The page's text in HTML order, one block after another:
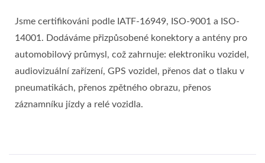
Jsme certifikováni podle IATF-16949, ISO-9001 a ISO-
14001. Dodáváme přizpůsobené konektory a antény pro
automobilový průmysl, což zahrnuje: elektroniku vozidel,
audiovizuální zařízení, GPS vozidel, přenos dat o tlaku v
pneumatikách, přenos zpětného obrazu, přenos
záznamníku jízdy a relé vozidla.